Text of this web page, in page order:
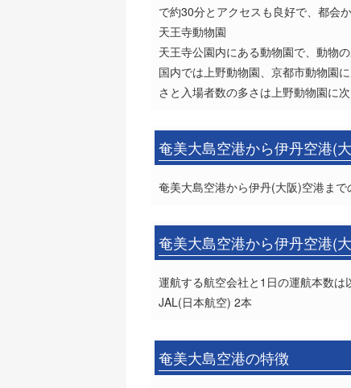
で約30分とアクセスも良好で、都会
天王寺動物園
天王寺公園内にある動物園で、動物
国内では上野動物園、京都市動物園
さと入場者数の多さは上野動物園に
奄美大島空港から伊丹空港(
奄美大島空港から伊丹(大阪)空港ま
奄美大島空港から伊丹空港(
運航する航空会社と1日の運航本数は
JAL(日本航空) 2本
奄美大島空港の特徴